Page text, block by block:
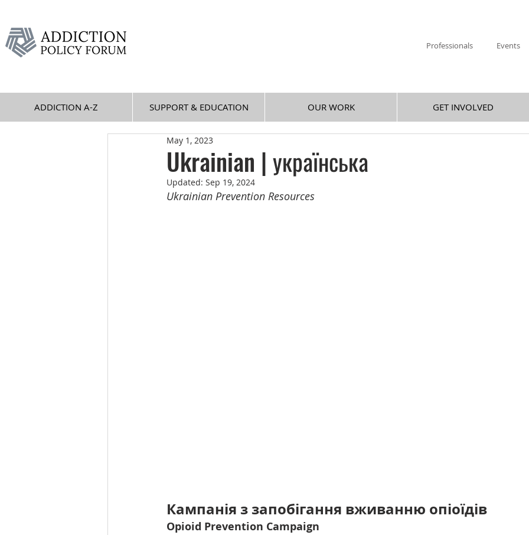
Professionals Events
ADDICTION A-Z SUPPORT & EDUCATION OUR WORK GET INVOLVED
Ukrainian | українська
May 1, 2023
Updated: Sep 19, 2024
Ukrainian Prevention Resources
Кампанія з запобігання вживанню опіоїдів
Opioid Prevention Campaign